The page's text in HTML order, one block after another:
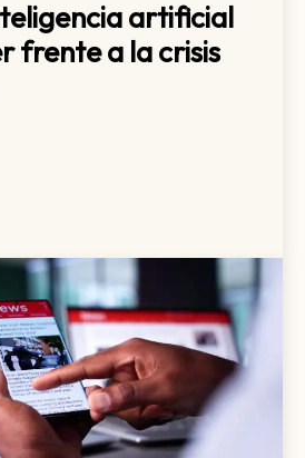
artificial
frente a la crisis